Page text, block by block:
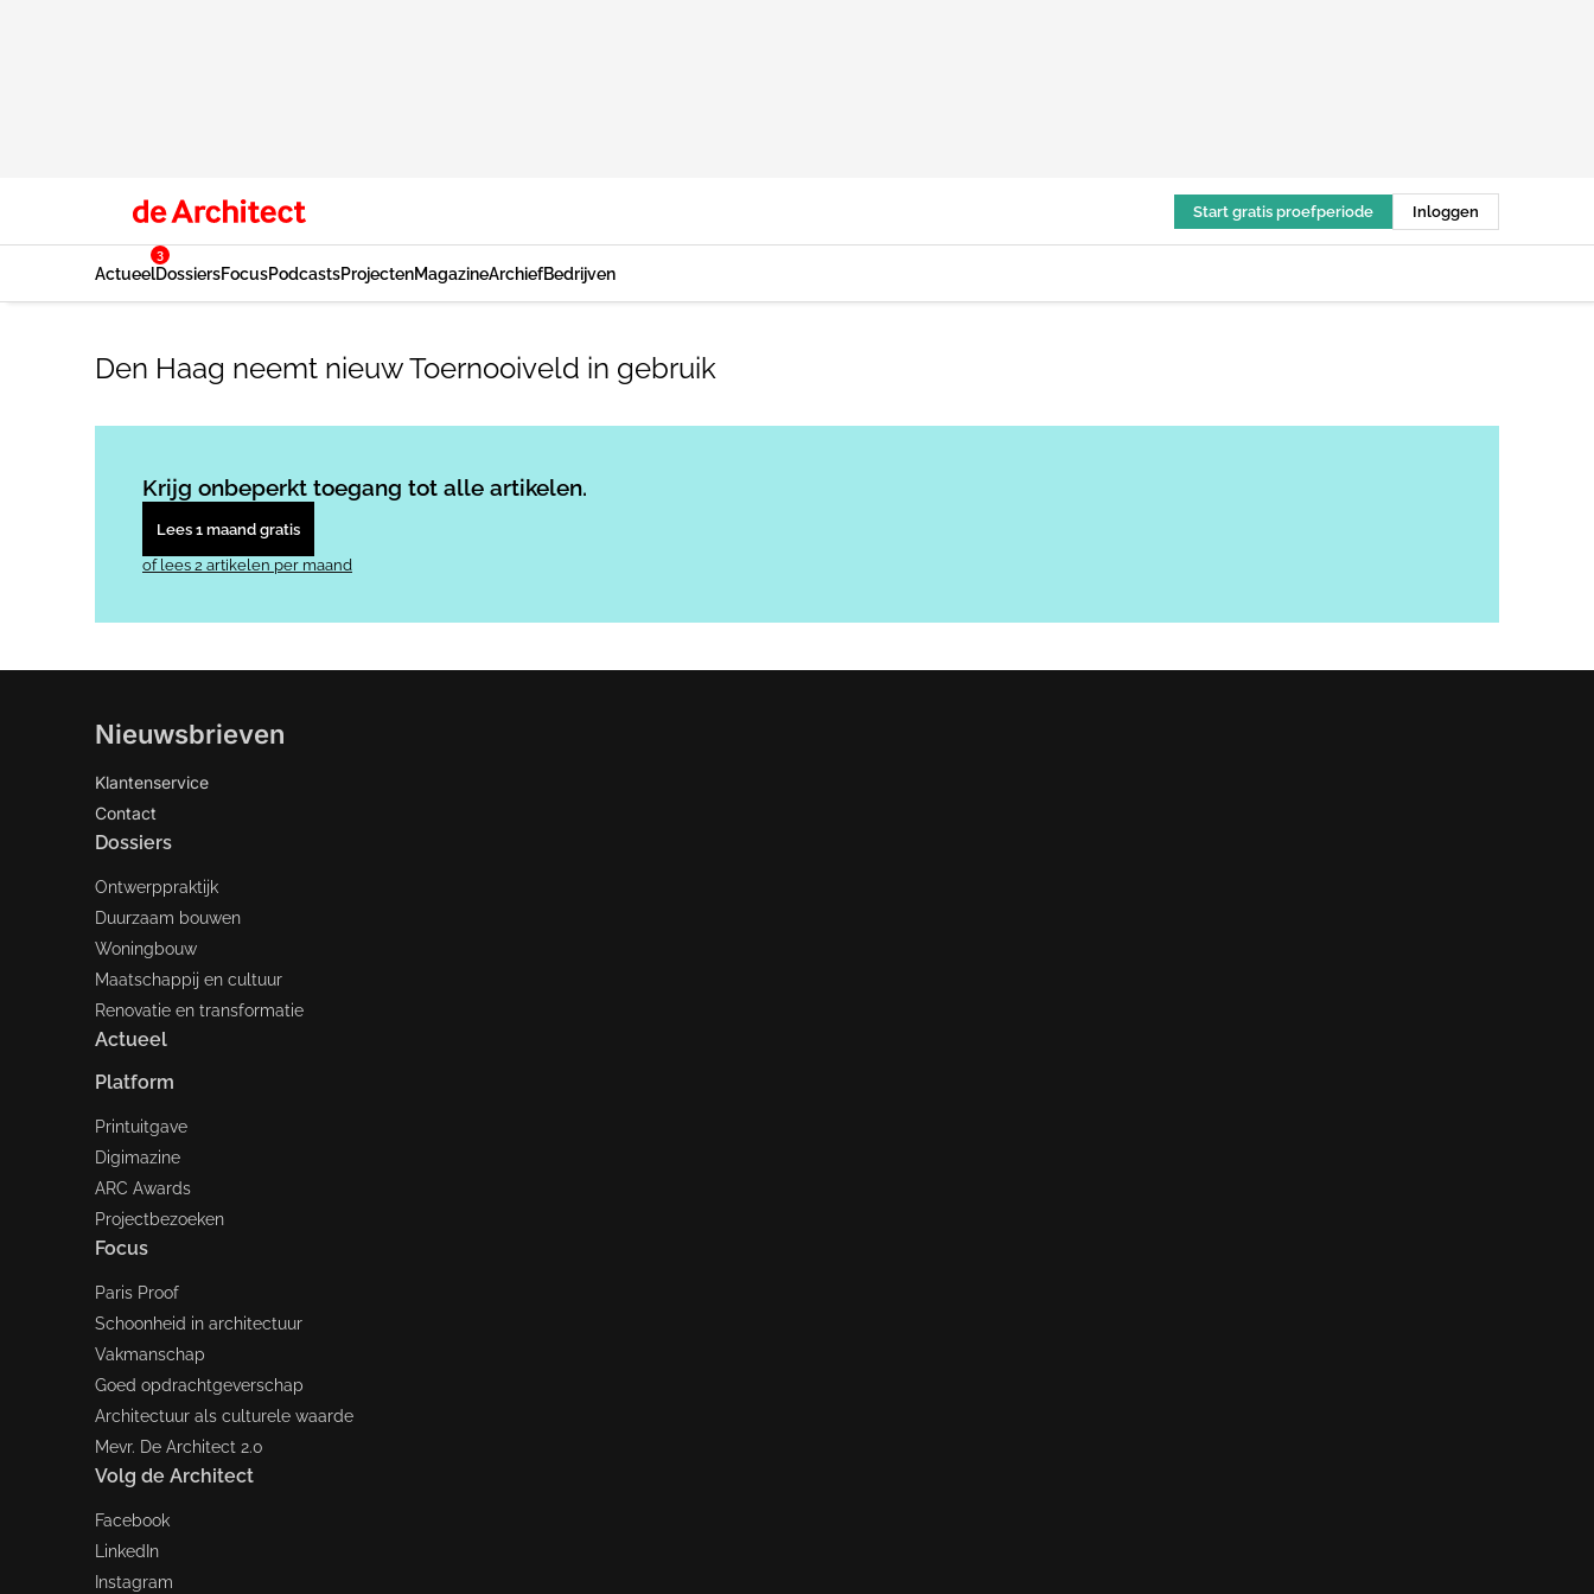
Start gratis proefperiode Inloggen
Actueel
3
DossiersFocusPodcastsProjectenMagazineArchiefBedrijven
Den Haag neemt nieuw Toernooiveld in gebruik
Krijg onbeperkt toegang tot alle artikelen.
Lees 1 maand gratis
of lees 2 artikelen per maand
Nieuwsbrieven
Klantenservice
Contact
Dossiers
Ontwerppraktijk
Duurzaam bouwen
Woningbouw
Maatschappij en cultuur
Renovatie en transformatie
Actueel
Platform
Printuitgave
Digimazine
ARC Awards
Projectbezoeken
Focus
Paris Proof
Schoonheid in architectuur
Vakmanschap
Goed opdrachtgeverschap
Architectuur als culturele waarde
Mevr. De Architect 2.0
Volg de Architect
Facebook
LinkedIn
Instagram